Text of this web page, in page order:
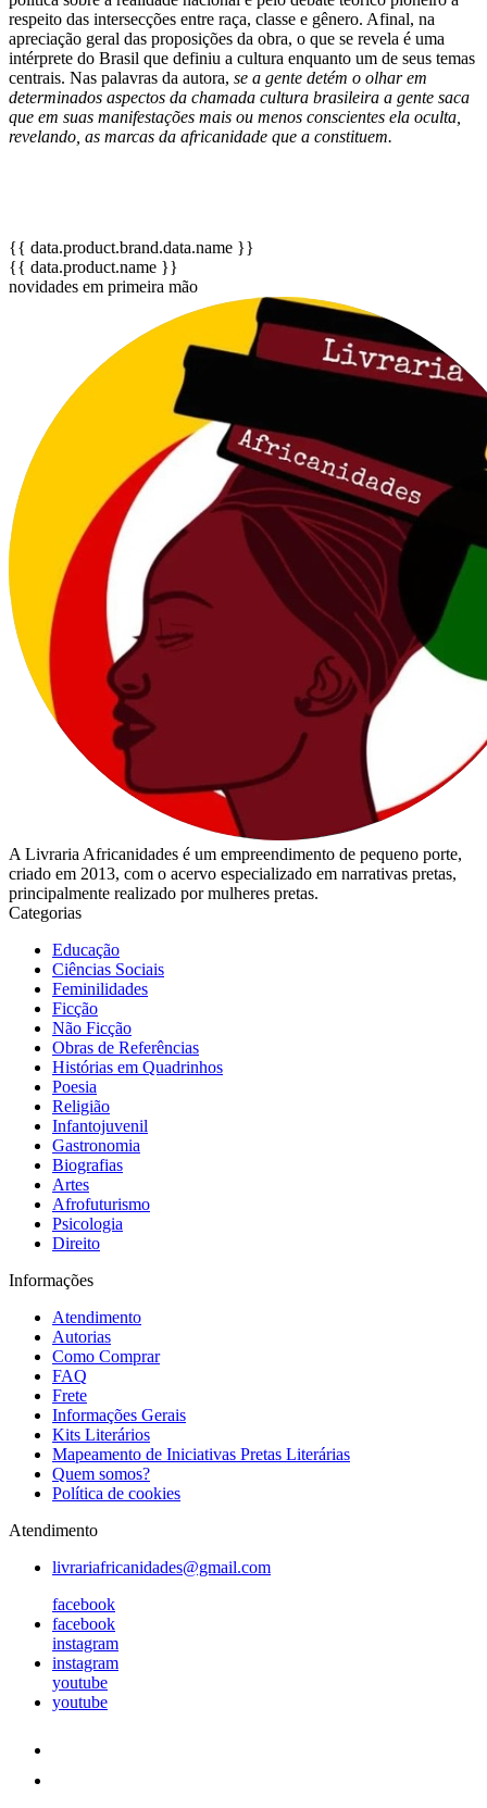
respeito das intersecções entre raça, classe e gênero. Afinal, na
apreciação geral das proposições da obra, o que se revela é uma
intérprete do Brasil que definiu a cultura enquanto um de seus temas
centrais. Nas palavras da autora, se a gente detém o olhar em
determinados aspectos da chamada cultura brasileira a gente saca
que em suas manifestações mais ou menos conscientes ela oculta,
revelando, as marcas da africanidade que a constituem.
{{ data.product.brand.data.name }}
{{ data.product.name }}
novidades em primeira mão
A Livraria Africanidades é um empreendimento de pequeno porte,
criado em 2013, com o acervo especializado em narrativas pretas,
principalmente realizado por mulheres pretas.
Categorias
Educação
Ciências Sociais
Feminilidades
Ficção
Não Ficção
Obras de Referências
Histórias em Quadrinhos
Poesia
Religião
Infantojuvenil
Gastronomia
Biografias
Artes
Afrofuturismo
Psicologia
Direito
Informações
Atendimento
Autorias
Como Comprar
FAQ
Frete
Informações Gerais
Kits Literários
Mapeamento de Iniciativas Pretas Literárias
Quem somos?
Política de cookies
Atendimento
livrariafricanidades@gmail.com
facebook
facebook
instagram
instagram
youtube
youtube